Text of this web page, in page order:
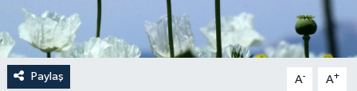
Paylaş A- A+